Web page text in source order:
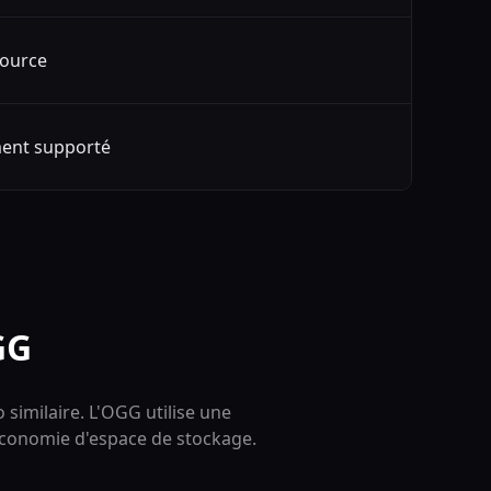
supporté
L'OGG utilise une
d'espace de stockage.